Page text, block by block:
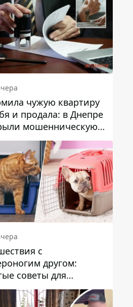
чужую квартиру
и продала: в Днепре
мошенническую
с недвижимостью
с
другом:
советы для
с животными